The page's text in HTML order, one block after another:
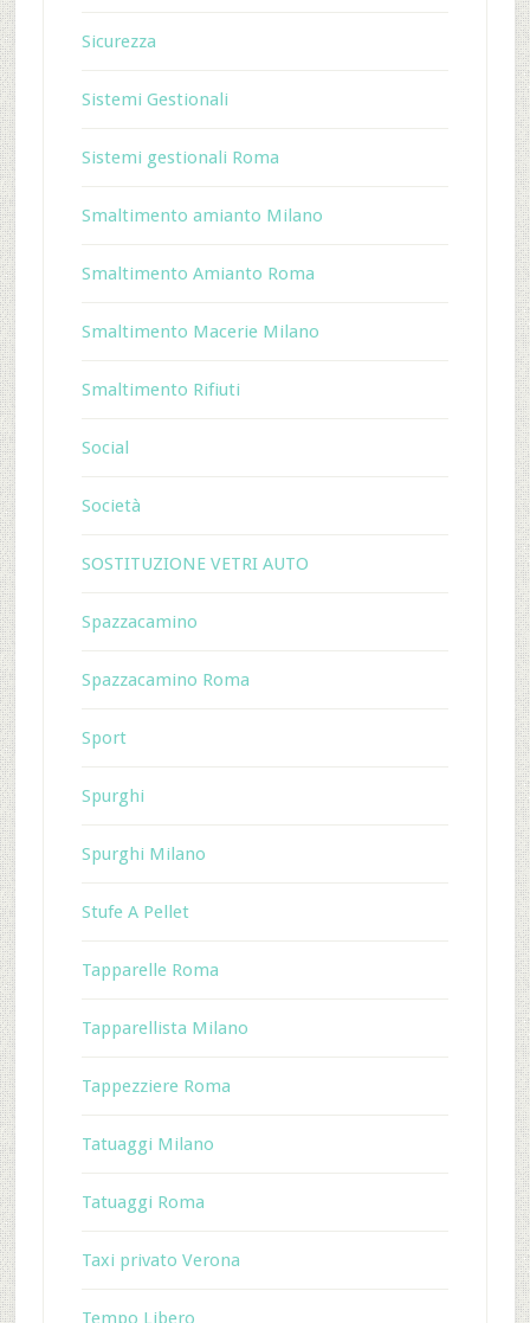
Sicurezza
Sistemi Gestionali
Sistemi gestionali Roma
Smaltimento amianto Milano
Smaltimento Amianto Roma
Smaltimento Macerie Milano
Smaltimento Rifiuti
Social
Società
SOSTITUZIONE VETRI AUTO
Spazzacamino
Spazzacamino Roma
Sport
Spurghi
Spurghi Milano
Stufe A Pellet
Tapparelle Roma
Tapparellista Milano
Tappezziere Roma
Tatuaggi Milano
Tatuaggi Roma
Taxi privato Verona
Tempo Libero